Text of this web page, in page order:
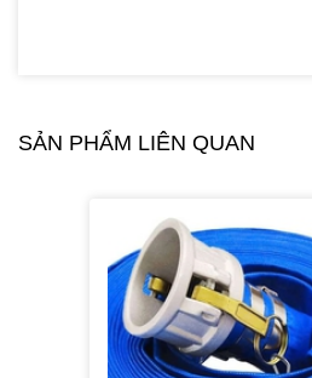
SẢN PHẨM LIÊN QUAN